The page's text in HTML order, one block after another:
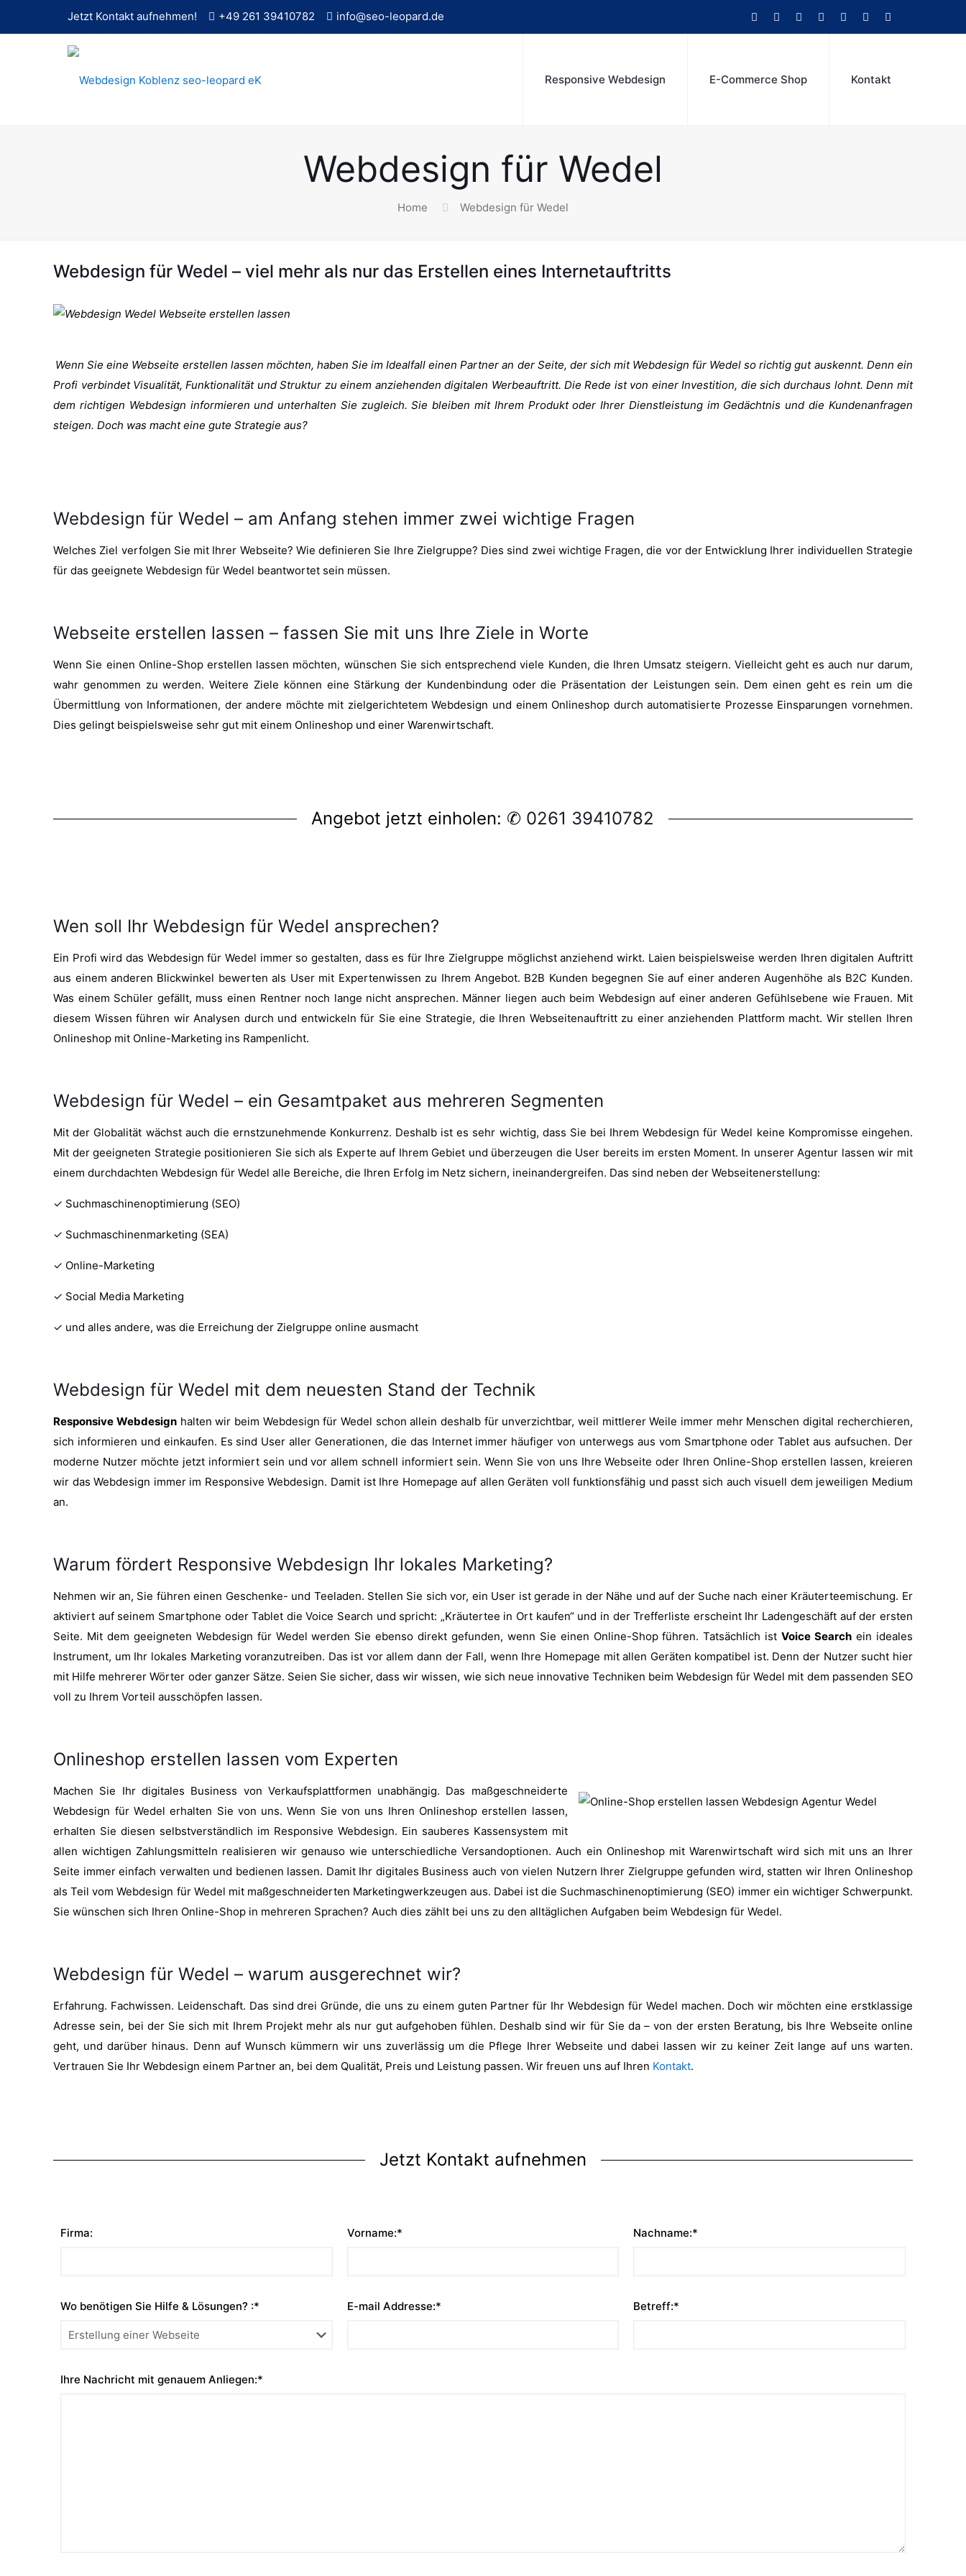
Jetzt Kontakt aufnehmen! +49 261 39410782 info@seo-leopard.de
Responsive Webdesign E-Commerce Shop Kontakt
Webdesign für Wedel
Home Webdesign für Wedel
Webdesign für Wedel – viel mehr als nur das Erstellen eines Internetauftritts
Wenn Sie eine Webseite erstellen lassen möchten, haben Sie im Idealfall einen Partner an der Seite, der sich mit Webdesign für Wedel so richtig gut auskennt. Denn ein
Profi verbindet Visualität, Funktionalität und Struktur zu einem anziehenden digitalen Werbeauftritt. Die Rede ist von einer Investition, die sich durchaus lohnt. Denn mit
dem richtigen Webdesign informieren und unterhalten Sie zugleich. Sie bleiben mit Ihrem Produkt oder Ihrer Dienstleistung im Gedächtnis und die Kundenanfragen
steigen. Doch was macht eine gute Strategie aus?
Webdesign für Wedel – am Anfang stehen immer zwei wichtige Fragen
Welches Ziel verfolgen Sie mit Ihrer Webseite? Wie definieren Sie Ihre Zielgruppe? Dies sind zwei wichtige Fragen, die vor der Entwicklung Ihrer individuellen Strategie
für das geeignete Webdesign für Wedel beantwortet sein müssen.
Webseite erstellen lassen – fassen Sie mit uns Ihre Ziele in Worte
Wenn Sie einen Online-Shop erstellen lassen möchten, wünschen Sie sich entsprechend viele Kunden, die Ihren Umsatz steigern. Vielleicht geht es auch nur darum,
wahr genommen zu werden. Weitere Ziele können eine Stärkung der Kundenbindung oder die Präsentation der Leistungen sein. Dem einen geht es rein um die
Übermittlung von Informationen, der andere möchte mit zielgerichtetem Webdesign und einem Onlineshop durch automatisierte Prozesse Einsparungen vornehmen.
Dies gelingt beispielsweise sehr gut mit einem Onlineshop und einer Warenwirtschaft.
Angebot jetzt einholen: ✆ 0261 39410782
Wen soll Ihr Webdesign für Wedel ansprechen?
Ein Profi wird das Webdesign für Wedel immer so gestalten, dass es für Ihre Zielgruppe möglichst anziehend wirkt. Laien beispielsweise werden Ihren digitalen Auftritt
aus einem anderen Blickwinkel bewerten als User mit Expertenwissen zu Ihrem Angebot. B2B Kunden begegnen Sie auf einer anderen Augenhöhe als B2C Kunden.
Was einem Schüler gefällt, muss einen Rentner noch lange nicht ansprechen. Männer liegen auch beim Webdesign auf einer anderen Gefühlsebene wie Frauen. Mit
diesem Wissen führen wir Analysen durch und entwickeln für Sie eine Strategie, die Ihren Webseitenauftritt zu einer anziehenden Plattform macht. Wir stellen Ihren
Onlineshop mit Online-Marketing ins Rampenlicht.
Webdesign für Wedel – ein Gesamtpaket aus mehreren Segmenten
Mit der Globalität wächst auch die ernstzunehmende Konkurrenz. Deshalb ist es sehr wichtig, dass Sie bei Ihrem Webdesign für Wedel keine Kompromisse eingehen.
Mit der geeigneten Strategie positionieren Sie sich als Experte auf Ihrem Gebiet und überzeugen die User bereits im ersten Moment. In unserer Agentur lassen wir mit
einem durchdachten Webdesign für Wedel alle Bereiche, die Ihren Erfolg im Netz sichern, ineinandergreifen. Das sind neben der Webseitenerstellung:
✓ Suchmaschinenoptimierung (SEO)
✓ Suchmaschinenmarketing (SEA)
✓ Online-Marketing
✓ Social Media Marketing
✓ und alles andere, was die Erreichung der Zielgruppe online ausmacht
Webdesign für Wedel mit dem neuesten Stand der Technik
Responsive Webdesignhalten wir beim Webdesign für Wedel schon allein deshalb für unverzichtbar, weil mittlerer Weile immer mehr Menschen digital recherchieren,
sich informieren und einkaufen. Es sind User aller Generationen, die das Internet immer häufiger von unterwegs aus vom Smartphone oder Tablet aus aufsuchen. Der
moderne Nutzer möchte jetzt informiert sein und vor allem schnell informiert sein. Wenn Sie von uns Ihre Webseite oder Ihren Online-Shop erstellen lassen, kreieren
wir das Webdesign immer im Responsive Webdesign. Damit ist Ihre Homepage auf allen Geräten voll funktionsfähig und passt sich auch visuell dem jeweiligen Medium
an.
Warum fördert Responsive Webdesign Ihr lokales Marketing?
Nehmen wir an, Sie führen einen Geschenke- und Teeladen. Stellen Sie sich vor, ein User ist gerade in der Nähe und auf der Suche nach einer Kräuterteemischung. Er
aktiviert auf seinem Smartphone oder Tablet die Voice Search und spricht: „Kräutertee in Ort kaufen“ und in der Trefferliste erscheint Ihr Ladengeschäft auf der ersten
Seite. Mit dem geeigneten Webdesign für Wedel werden Sie ebenso direkt gefunden, wenn Sie einen Online-Shop führen. Tatsächlich istVoice Search ein ideales
Instrument, um Ihr lokales Marketing voranzutreiben. Das ist vor allem dann der Fall, wenn Ihre Homepage mit allen Geräten kompatibel ist. Denn der Nutzer sucht hier
mit Hilfe mehrerer Wörter oder ganzer Sätze. Seien Sie sicher, dass wir wissen, wie sich neue innovative Techniken beim Webdesign für Wedel mit dem passenden SEO
voll zu Ihrem Vorteil ausschöpfen lassen.
Onlineshop erstellen lassen vom Experten
Machen Sie Ihr digitales Business von Verkaufsplattformen unabhängig. Das maßgeschneiderte
Webdesign für Wedel erhalten Sie von uns. Wenn Sie von uns Ihren Onlineshop erstellen lassen,
erhalten Sie diesen selbstverständlich im Responsive Webdesign. Ein sauberes Kassensystem mit
allen wichtigen Zahlungsmitteln realisieren wir genauso wie unterschiedliche Versandoptionen. Auch ein Onlineshop mit Warenwirtschaft wird sich mit uns an Ihrer
Seite immer einfach verwalten und bedienen lassen. Damit Ihr digitales Business auch von vielen Nutzern Ihrer Zielgruppe gefunden wird, statten wir Ihren Onlineshop
als Teil vom Webdesign für Wedel mit maßgeschneiderten Marketingwerkzeugen aus. Dabei ist die Suchmaschinenoptimierung (SEO) immer ein wichtiger Schwerpunkt.
Sie wünschen sich Ihren Online-Shop in mehreren Sprachen? Auch dies zählt bei uns zu den alltäglichen Aufgaben beim Webdesign für Wedel.
Webdesign für Wedel – warum ausgerechnet wir?
Erfahrung. Fachwissen. Leidenschaft. Das sind drei Gründe, die uns zu einem guten Partner für Ihr Webdesign für Wedel machen. Doch wir möchten eine erstklassige
Adresse sein, bei der Sie sich mit Ihrem Projekt mehr als nur gut aufgehoben fühlen. Deshalb sind wir für Sie da – von der ersten Beratung, bis Ihre Webseite online
geht, und darüber hinaus. Denn auf Wunsch kümmern wir uns zuverlässig um die Pflege Ihrer Webseite und dabei lassen wir zu keiner Zeit lange auf uns warten.
Vertrauen Sie Ihr Webdesign einem Partner an, bei dem Qualität, Preis und Leistung passen. Wir freuen uns auf Ihren Kontakt.
Jetzt Kontakt aufnehmen
Firma: Vorname:* Nachname:*
Wo benötigen Sie Hilfe & Lösungen? :* E-mail Addresse:* Betreff:*
Ihre Nachricht mit genauem Anliegen:*